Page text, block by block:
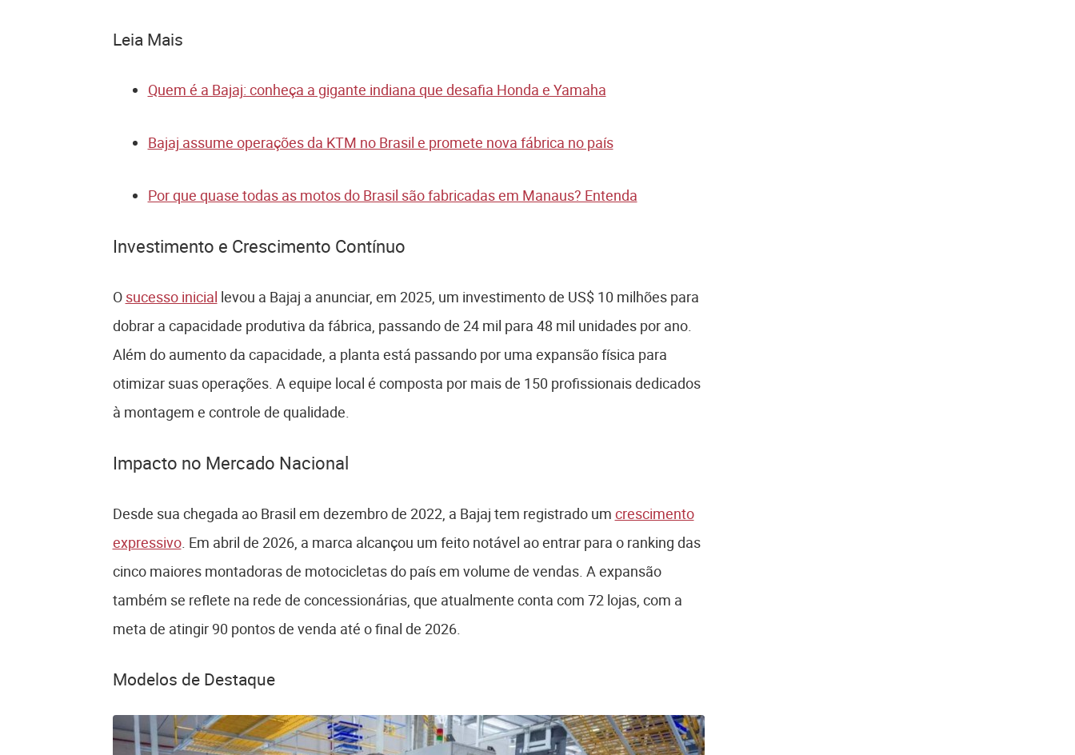
Leia Mais
Quem é a Bajaj: conheça a gigante indiana que desafia Honda e Yamaha
Bajaj assume operações da KTM no Brasil e promete nova fábrica no país
Por que quase todas as motos do Brasil são fabricadas em Manaus? Entenda
Investimento e Crescimento Contínuo
O sucesso inicial levou a Bajaj a anunciar, em 2025, um investimento de US$ 10 milhões para
dobrar a capacidade produtiva da fábrica, passando de 24 mil para 48 mil unidades por ano.
Além do aumento da capacidade, a planta está passando por uma expansão física para
otimizar suas operações. A equipe local é composta por mais de 150 profissionais dedicados
à montagem e controle de qualidade.
Impacto no Mercado Nacional
Desde sua chegada ao Brasil em dezembro de 2022, a Bajaj tem registrado um crescimento
expressivo. Em abril de 2026, a marca alcançou um feito notável ao entrar para o ranking das
cinco maiores montadoras de motocicletas do país em volume de vendas. A expansão
também se reflete na rede de concessionárias, que atualmente conta com 72 lojas, com a
meta de atingir 90 pontos de venda até o final de 2026.
Modelos de Destaque